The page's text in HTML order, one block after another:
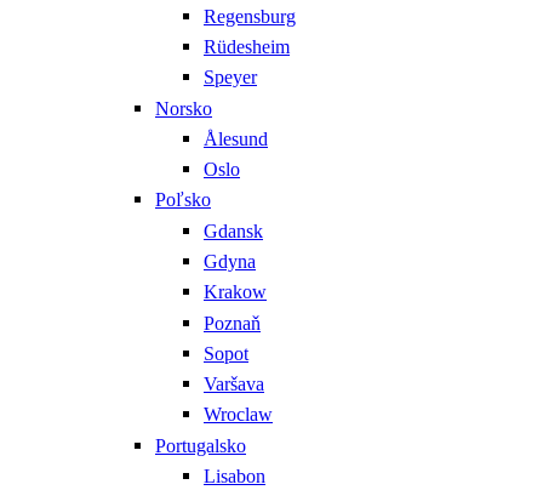
Regensburg
Rüdesheim
Speyer
Norsko
Ålesund
Oslo
Poľsko
Gdansk
Gdyna
Krakow
Poznaň
Sopot
Varšava
Wroclaw
Portugalsko
Lisabon